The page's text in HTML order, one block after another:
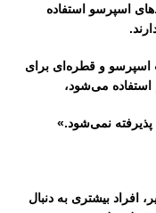
اسپرسو استفاده
اسپرسو و قطره‌ای برای
استفاده می‌شود،
پذیرفته نمی‌شود.»
بیشتری به دنبال